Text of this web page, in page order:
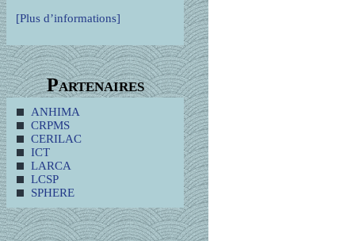
[Plus d’informations]
Partenaires
ANHIMA
CRPMS
CERILAC
ICT
LARCA
LCSP
SPHERE